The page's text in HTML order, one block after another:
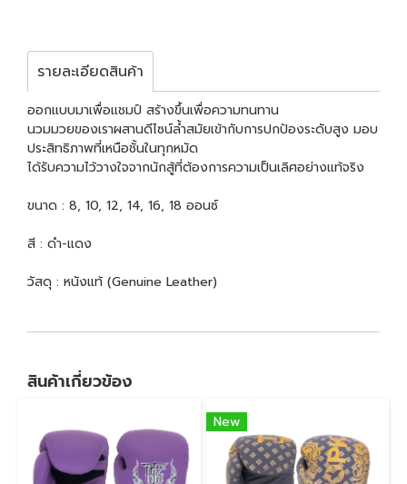
รายละเอียดสินค้า
ออกแบบมาเพื่อแชมป์ สร้างขึ้นเพื่อความทนทาน
นวมมวยของเราผสานดีไซน์ล้ำสมัยเข้ากับการปกป้องระดับสูง มอบ
ประสิทธิภาพที่เหนือชั้นในทุกหมัด
ได้รับความไว้วางใจจากนักสู้ที่ต้องการความเป็นเลิศอย่างแท้จริง
ขนาด : 8, 10, 12, 14, 16, 18 ออนซ์
สี : ดำ-แดง
วัสดุ : หนังแท้ (Genuine Leather)
สินค้าเกี่ยวข้อง
New